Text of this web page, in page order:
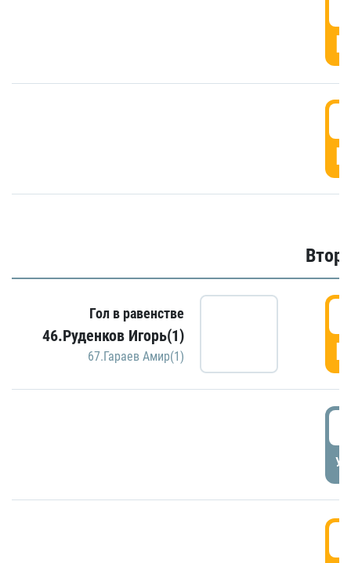
Гол в равенстве
46.Руденков Игорь(1)
67.Гараев Амир(1)